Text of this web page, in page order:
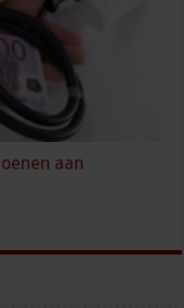
aan